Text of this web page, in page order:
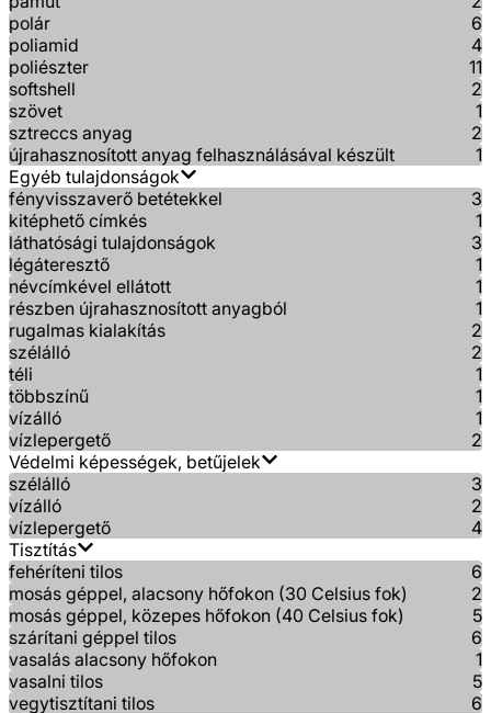
polár
6
poliamid
4
poliészter
11
softshell
2
szövet
1
sztreccs anyag
2
újrahasznosított anyag felhasználásával készült
1
Egyéb tulajdonságok
fényvisszaverő betétekkel
3
kitéphető címkés
1
láthatósági tulajdonságok
3
légáteresztő
1
névcímkével ellátott
1
részben újrahasznosított anyagból
1
rugalmas kialakítás
2
szélálló
2
téli
1
többszínű
1
vízálló
1
vízlepergető
2
Védelmi képességek, betűjelek
szélálló
3
vízálló
2
vízlepergető
4
Tisztítás
fehéríteni tilos
6
mosás géppel, alacsony hőfokon (30 Celsius fok)
2
mosás géppel, közepes hőfokon (40 Celsius fok)
5
szárítani géppel tilos
6
vasalás alacsony hőfokon
1
vasalni tilos
5
vegytisztítani tilos
6